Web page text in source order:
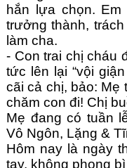
hắn lựa chọn.
trưởng thành,
làm cha.
- Con trai chị cháu
tức lên lại “vội
cãi cả chị, bảo: Mẹ
chăm con đi! Chị
Mẹ đang có tuần
Vô Ngôn, Lặng &
Hôm nay là ngày
tay, không phong